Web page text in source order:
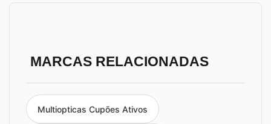
MARCAS RELACIONADAS
Multiopticas Cupões Ativos